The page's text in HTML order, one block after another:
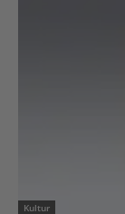
Kultur